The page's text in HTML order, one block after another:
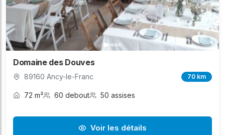
Domaine des Douves
89160 Ancy-le-Franc 70 km
72 m² 60 debout 50 assises
Voir les détails